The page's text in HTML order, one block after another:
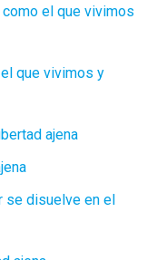
el que vivimos
que vivimos y
ajena
se disuelve en el